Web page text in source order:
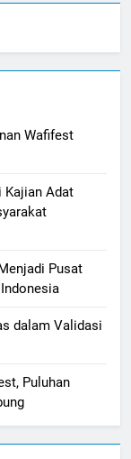
Wafifest
Kajian Adat
Pusat
dalam Validasi
Puluhan